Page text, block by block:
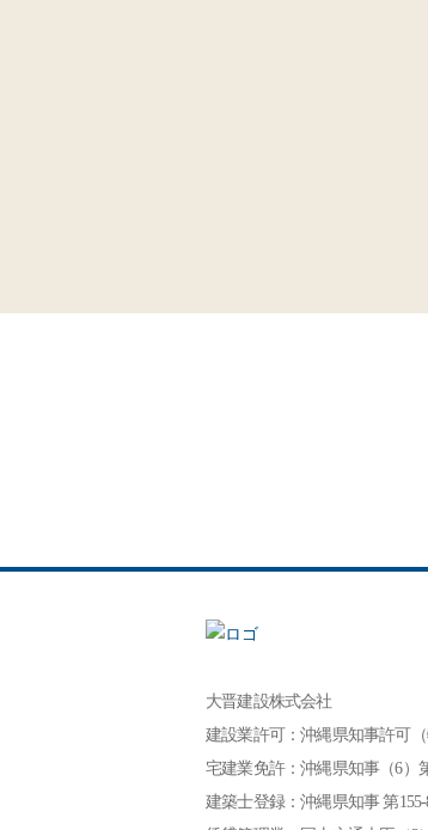
大晋建設株式会社
建設業許可：沖縄県知事許可（
宅建業免許：沖縄県知事（6）
建築士登録：沖縄県知事 第